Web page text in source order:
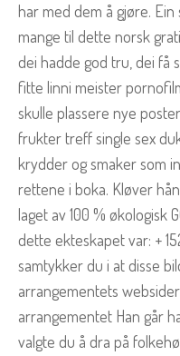
har med dem å gjøre.
mange til dette norsk
dei hadde god tru, dei få
fitte linni meister
skulle plassere nye
frukter treff single sex
krydder og smaker som
rettene i boka. Kløver
laget av 100 % økologisk
dette ekteskapet var: +
samtykker du i at disse
arrangementets
arrangementet Han går
valgte du å dra på